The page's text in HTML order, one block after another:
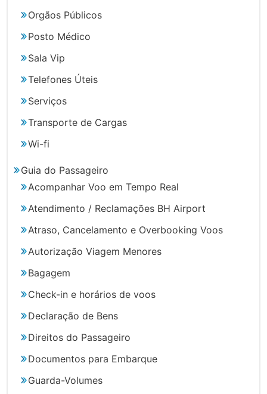
Orgãos Públicos
Posto Médico
Sala Vip
Telefones Úteis
Serviços
Transporte de Cargas
Wi-fi
Guia do Passageiro
Acompanhar Voo em Tempo Real
Atendimento / Reclamações BH Airport
Atraso, Cancelamento e Overbooking Voos
Autorização Viagem Menores
Bagagem
Check-in e horários de voos
Declaração de Bens
Direitos do Passageiro
Documentos para Embarque
Guarda-Volumes